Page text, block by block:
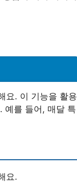
요. 이 기능을 활용
예를 들어, 매달 특
요.